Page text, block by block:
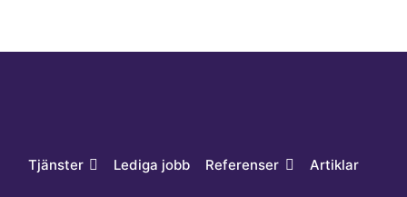
Tjänster Lediga jobb Referenser Artiklar